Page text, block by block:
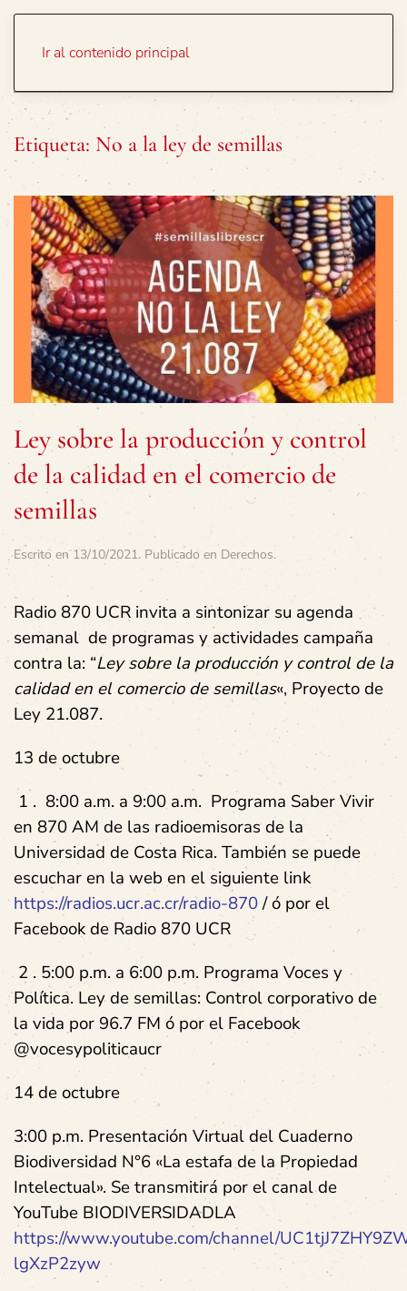
Ir al contenido principal
Etiqueta: No a la ley de semillas
Ley sobre la producción y control
de la calidad en el comercio de
semillas
Escrito en13/10/2021. Publicado en Derechos.
Radio 870 UCR invita a sintonizar su agenda
semanal de programas y actividades campaña
contra la: “Ley sobre la producción y control de la
calidad en el comercio de semillas«, Proyecto de
Ley 21.087.
13 de octubre
1 . 8:00 a.m. a 9:00 a.m. Programa Saber Vivir
en 870 AM de las radioemisoras de la
Universidad de Costa Rica. También se puede
escuchar en la web en el siguiente link
https://radios.ucr.ac.cr/radio-870/ ó por el
Facebook de Radio 870 UCR
2 . 5:00 p.m. a 6:00 p.m. Programa Voces y
Política. Ley de semillas: Control corporativo de
la vida por 96.7 FM ó por el Facebook
@vocesypoliticaucr
14 de octubre
3:00 p.m. Presentación Virtual del Cuaderno
Biodiversidad N°6 «La estafa de la Propiedad
Intelectual». Se transmitirá por el canal de
YouTube BIODIVERSIDADLA
https://www.youtube.com/channel/
lgXzP2zyw